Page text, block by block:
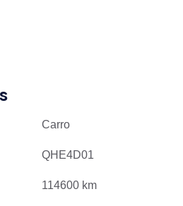
Carro
QHE4D01
114600 km